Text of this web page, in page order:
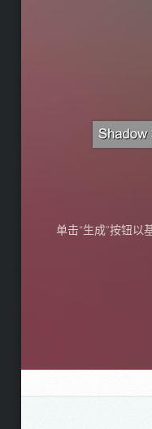
单击“生成”按钮以